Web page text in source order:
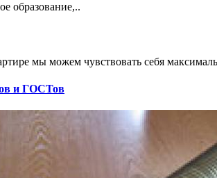
образование,..
мы можем чувствовать себя
и ГОСТов